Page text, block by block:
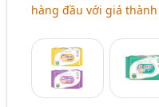
hàng đầu với giá